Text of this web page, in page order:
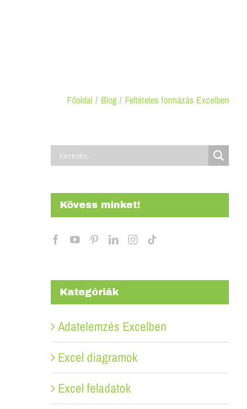
Főoldal Blog Feltételes formázás Excelben
Kövess minket!
Kategóriák
Adatelemzés Excelben
Excel diagramok
Excel feladatok